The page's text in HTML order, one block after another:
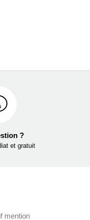
?
et gratuit
mention